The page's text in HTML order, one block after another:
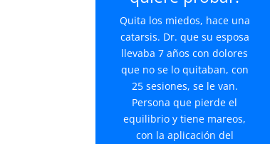
Quita los miedos, hace una
catarsis. Dr. que su esposa
llevaba 7 años con dolores
que no se lo quitaban, con
25 sesiones, se le van.
Persona que pierde el
equilibrio y tiene mareos,
con la aplicación del